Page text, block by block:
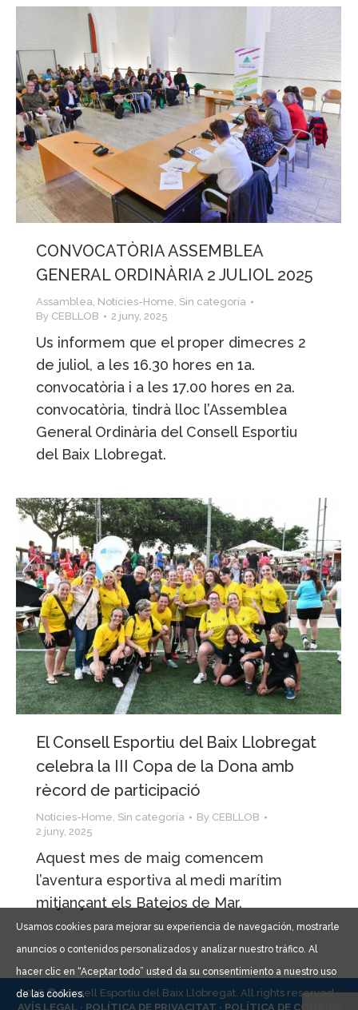
CONVOCATÒRIA ASSEMBLEA
GENERAL ORDINÀRIA 2 JULIOL 2025
Assamblea Notícies-Home Sin categoría
By CEBLLOB 2 juny, 2025
Us informem que el proper dimecres 2
de juliol, a les 16.30 hores en 1a.
convocatòria i a les 17.00 hores en 2a.
convocatòria, tindrà lloc l’Assemblea
General Ordinària del Consell Esportiu
del Baix Llobregat.
El Consell Esportiu del Baix Llobregat
celebra la III Copa de la Dona amb
rècord de participació
Notícies-Home Sin categoría By CEBLLOB
2 juny, 2025
Aquest mes de maig comencem
l’aventura esportiva al medi marítim
mitjançant els Batejos de Mar.
2026 © Consell Esportiu del Baix Llobregat. All rights reserved ·
AVÍS LEGAL · POLÍTICA DE PRIVACITAT · POLÍTICA DE COOKIES
Usamos cookies para mejorar su experiencia de navegación, mostrarle
anuncios o contenidos personalizados y analizar nuestro tráfico. Al
hacer clic en “Aceptar todo” usted da su consentimiento a nuestro uso
de las cookies.